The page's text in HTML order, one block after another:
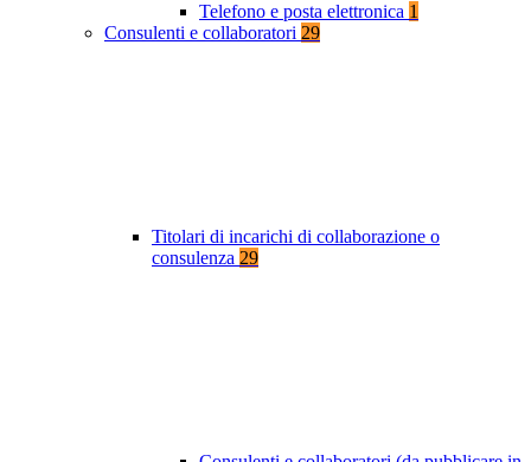
Telefono e posta elettronica 1
Consulenti e collaboratori 29
Titolari di incarichi di collaborazione o
consulenza 29